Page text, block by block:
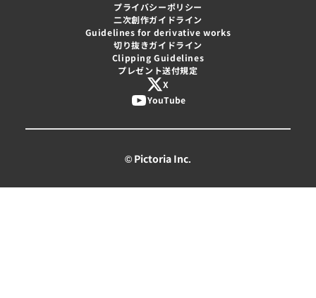
プライバシーポリシー
二次創作ガイドライン
Guidelines for derivative works
切り抜きガイドライン
Clipping Guidelines
プレゼント送付規定
X
YouTube
© Pictoria Inc.